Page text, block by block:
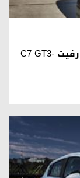
بالصور والفيديو callaway تكشف عن كورفيت C7 GT3-